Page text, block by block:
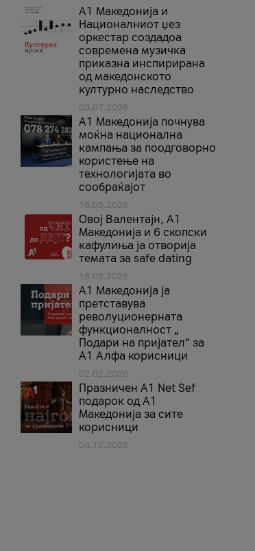
А1 Македонија и
Националниот џез
оркестар создадоа
современа музичка
приказна инспирирана
од македонското
културно наследство
03.07.2026
A1 Македонија почнува
моќна национална
кампања за поодговорно
користење на
технологијата во
сообраќајот
18.05.2026
Овој Валентајн, A1
Македонија и 6 скопски
кафулиња ја отворија
темата за safe dating
16.02.2026
А1 Македонија ја
претставува
револуционерната
функционалност „
Подари на пријател“ за
А1 Алфа корисници
02.02.2026
Празничен A1 Net Sеf
подарок од А1
Македонија за сите
корисници
04.12.2025